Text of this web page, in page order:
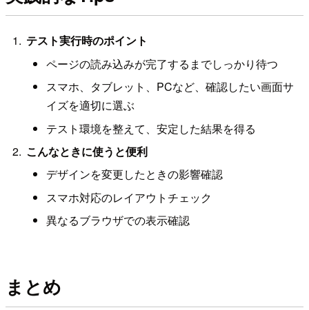
テスト実行時のポイント
ページの読み込みが完了するまでしっかり待つ
スマホ、タブレット、PCなど、確認したい画面サ
イズを適切に選ぶ
テスト環境を整えて、安定した結果を得る
こんなときに使うと便利
デザインを変更したときの影響確認
スマホ対応のレイアウトチェック
異なるブラウザでの表示確認
まとめ